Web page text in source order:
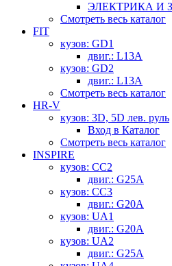
ЭЛЕКТРИКА И
Смотреть весь каталог
FIT
кузов: GD1
двиг.: L13A
кузов: GD2
двиг.: L13A
Смотреть весь каталог
HR-V
кузов: 3D, 5D лев. руль
Вход в Каталог
Смотреть весь каталог
INSPIRE
кузов: CC2
двиг.: G25A
кузов: CC3
двиг.: G20A
кузов: UA1
двиг.: G20A
кузов: UA2
двиг.: G25A